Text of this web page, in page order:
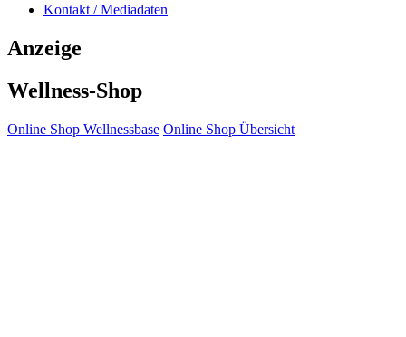
Kontakt / Mediadaten
Anzeige
Wellness-Shop
Online Shop Wellnessbase Online Shop Übersicht